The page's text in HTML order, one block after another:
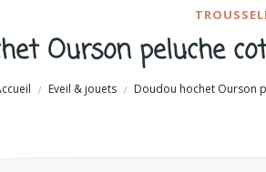
Ourson peluche
Eveil & jouets Doudou hochet Ourson